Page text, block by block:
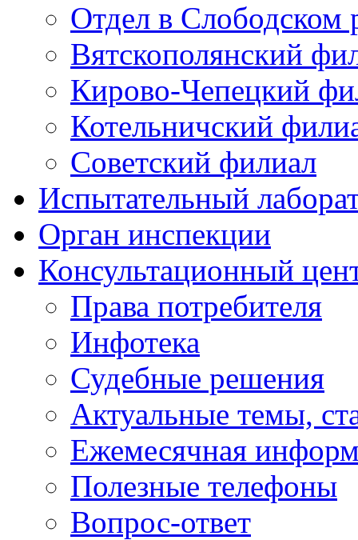
Отдел в Слободском
Вятскополянский
Кирово-Чепецкий
Котельничский
Советский филиал
Испытательный
Орган инспекции
Консультационный
Права потребителя
Инфотека
Судебные решения
Актуальные темы,
Ежемесячная
Полезные телефоны
Вопрос-ответ